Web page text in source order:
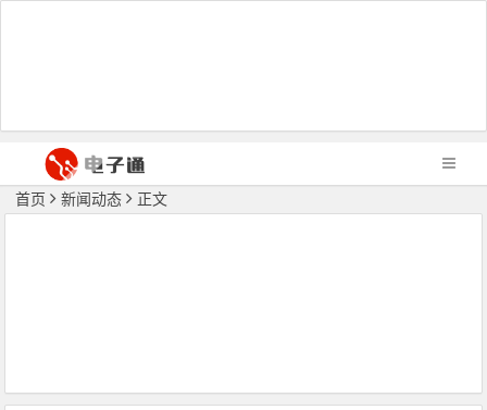
首页 新闻动态 正文